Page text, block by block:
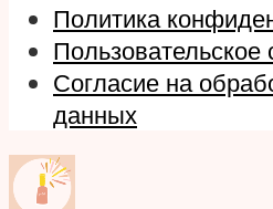
Политика
Согласие на
данных